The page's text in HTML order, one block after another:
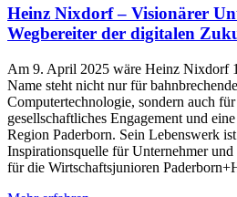
Heinz Nixdorf – Visionärer
Wegbereiter der digitalen
Am 9. April 2025 wäre Heinz Nixdorf
Name steht nicht nur für
Computertechnologie, sondern auch
gesellschaftliches Engagement und
Region Paderborn. Sein Lebenswerk
Inspirationsquelle für Unternehmer
für die Wirtschaftsjunioren